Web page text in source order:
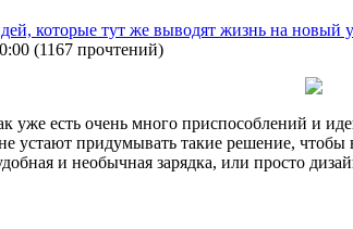
которые тут же выводят жизнь на новый
(1167 прочтений)
уже есть очень много приспособлений и
устают придумывать такие решение,
и необычная зарядка, или просто